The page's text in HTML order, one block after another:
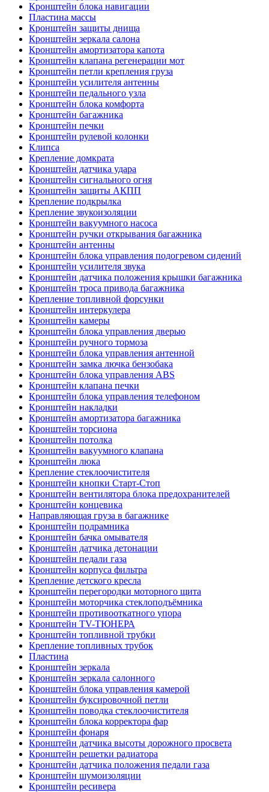
Кронштейн блока навигации
Пластина массы
Кронштейн защиты днища
Кронштейн зеркала салона
Кронштейн амортизатора капота
Кронштейн клапана регенерации мот
Кронштейн петли крепления груза
Кронштейн усилителя антенны
Кронштейн педального узла
Кронштейн блока комфорта
Кронштейн багажника
Кронштейн печки
Кронштейн рулевой колонки
Клипса
Крепление домкрата
Кронштейн датчика удара
Кронштейн сигнального огня
Кронштейн защиты АКПП
Крепление подкрылка
Крепление звукоизоляции
Кронштейн вакуумного насоса
Кронштейн ручки открывания багажника
Кронштейн антенны
Кронштейн блока управления подогревом сидений
Кронштейн усилителя звука
Кронштейн датчика положения крышки багажника
Кронштейн троса привода багажника
Крепление топливной форсунки
Кронштейн интеркулера
Кронштейн камеры
Кронштейн блока управления дверью
Кронштейн ручного тормоза
Кронштейн блока управления антенной
Кронштейн замка лючка бензобака
Кронштейн блока управления ABS
Кронштейн клапана печки
Кронштейн блока управления телефоном
Кронштейн накладки
Кронштейн амортизатора багажника
Кронштейн торсиона
Кронштейн потолка
Кронштейн вакуумного клапана
Кронштейн люка
Крепление стеклоочистителя
Кронштейн кнопки Старт-Стоп
Кронштейн вентилятора блока предохранителей
Кронштейн концевика
Направляющая груза в багажнике
Кронштейн подрамника
Кронштейн бачка омывателя
Кронштейн датчика детонации
Кронштейн педали газа
Кронштейн корпуса фильтра
Крепление детского кресла
Кронштейн перегородки моторного щита
Кронштейн моторчика стеклоподъёмника
Кронштейн противооткатного упора
Кронштейн TV-ТЮНЕРА
Кронштейн топливной трубки
Крепление топливных трубок
Пластина
Кронштейн зеркала
Кронштейн зеркала салонного
Кронштейн блока управления камерой
Кронштейн буксировочной петли
Кронштейн поводка стеклоочистителя
Кронштейн блока корректора фар
Кронштейн фонаря
Кронштейн датчика высоты дорожного просвета
Кронштейн решетки радиатора
Кронштейн датчика положения педали газа
Кронштейн шумоизоляции
Кронштейн ресивера